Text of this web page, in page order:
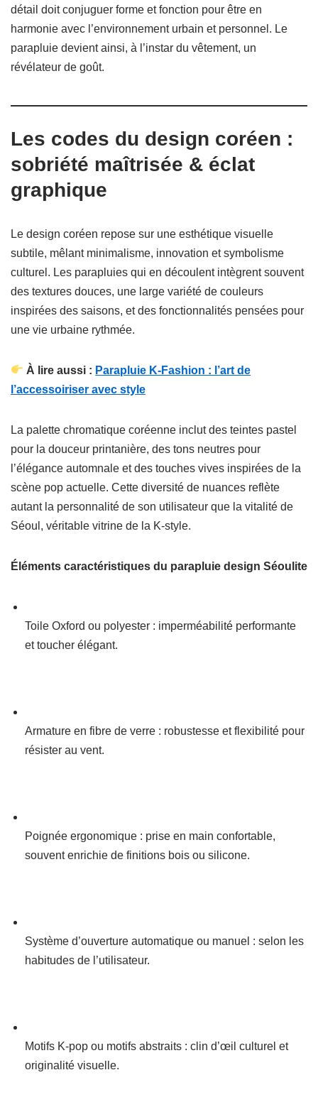
détail doit conjuguer forme et fonction pour être en
harmonie avec l’environnement urbain et personnel. Le
parapluie devient ainsi, à l’instar du vêtement, un
révélateur de goût.
Les codes du design coréen :
sobriété maîtrisée & éclat
graphique
Le design coréen repose sur une esthétique visuelle
subtile, mêlant minimalisme, innovation et symbolisme
culturel. Les parapluies qui en découlent intègrent souvent
des textures douces, une large variété de couleurs
inspirées des saisons, et des fonctionnalités pensées pour
une vie urbaine rythmée.
À lire aussi : Parapluie K-Fashion : l’art de
l’accessoiriser avec style
La palette chromatique coréenne inclut des teintes pastel
pour la douceur printanière, des tons neutres pour
l’élégance automnale et des touches vives inspirées de la
scène pop actuelle. Cette diversité de nuances reflète
autant la personnalité de son utilisateur que la vitalité de
Séoul, véritable vitrine de la K-style.
Éléments caractéristiques du parapluie design Séoulite
Toile Oxford ou polyester : imperméabilité performante
et toucher élégant.
Armature en fibre de verre : robustesse et flexibilité pour
résister au vent.
Poignée ergonomique : prise en main confortable,
souvent enrichie de finitions bois ou silicone.
Système d’ouverture automatique ou manuel : selon les
habitudes de l’utilisateur.
Motifs K-pop ou motifs abstraits : clin d’œil culturel et
originalité visuelle.